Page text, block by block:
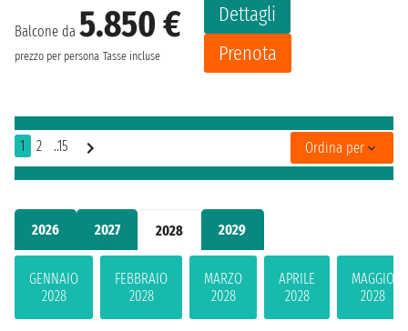
2026 2027 2028 2029
GENNAIO
2028
FEBBRAIO
2028
MARZO
2028
APRILE
2028
MAGGIO
2028
Balcone da 5.850 €
prezzo per persona Tasse incluse
Dettagli
Prenota
1 2 ..15 Ordina per